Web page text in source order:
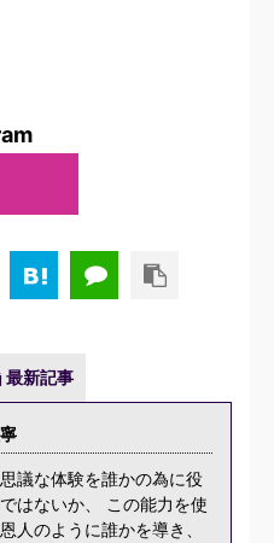
最新記事
議な体験を誰かの為に役
はないか、 この能力を使
人のように誰かを導き、